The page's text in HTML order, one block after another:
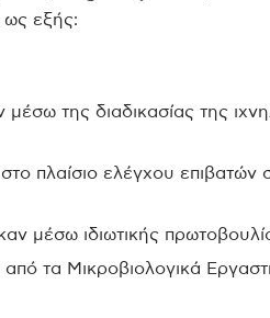
ως εξής:
της διαδικασίας της
πλαίσιο ελέγχου επιβατών
μέσω ιδιωτικής
τα Μικροβιολογικά